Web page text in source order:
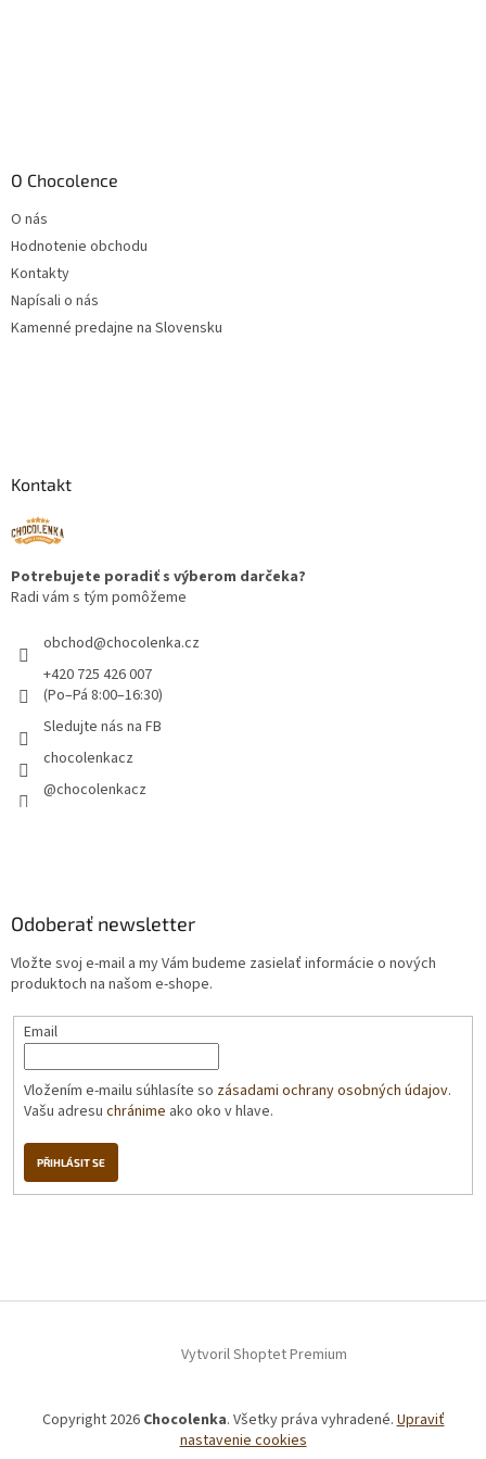
O Chocolence
O nás
Hodnotenie obchodu
Kontakty
Napísali o nás
Kamenné predajne na Slovensku
Kontakt
Potrebujete poradiť s výberom darčeka?
Radi vám s tým pomôžeme
obchod@chocolenka.cz
+420 725 426 007
(Po–Pá 8:00–16:30)
Sledujte nás na FB
chocolenkacz
@chocolenkacz
Odoberať newsletter
Vložte svoj e-mail a my Vám budeme zasielať informácie o nových
produktoch na našom e-shope.
Email
Vložením e-mailu súhlasíte so zásadami ochrany osobných údajov.
Vašu adresu chránime ako oko v hlave.
PŘIHLÁSIT SE
Vytvoril Shoptet Premium
Copyright 2026 Chocolenka. Všetky práva vyhradené. Upraviť
nastavenie cookies